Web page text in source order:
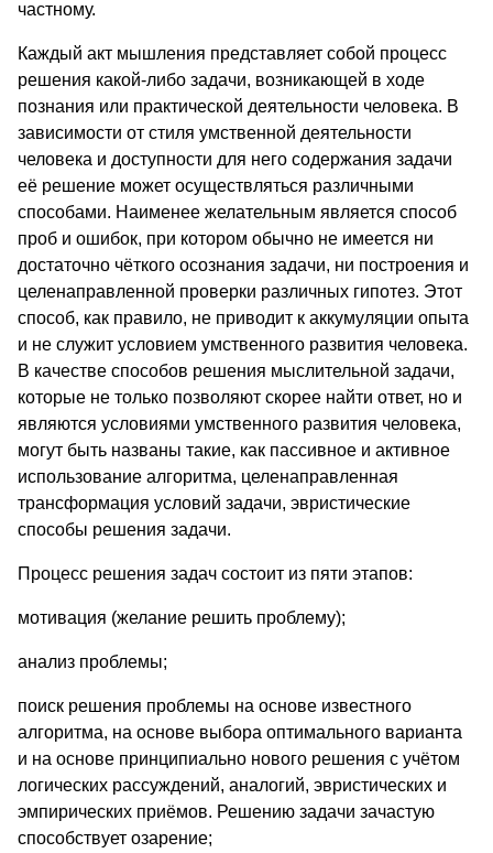
частному.
Каждый акт мышления представляет собой процесс
решения какой-либо задачи, возникающей в ходе
познания или практической деятельности человека. В
зависимости от стиля умственной деятельности
человека и доступности для него содержания задачи
её решение может осуществляться различными
способами. Наименее желательным является способ
проб и ошибок, при котором обычно не имеется ни
достаточно чёткого осознания задачи, ни построения и
целенаправленной проверки различных гипотез. Этот
способ, как правило, не приводит к аккумуляции опыта
и не служит условием умственного развития человека.
В качестве способов решения мыслительной задачи,
которые не только позволяют скорее найти ответ, но и
являются условиями умственного развития человека,
могут быть названы такие, как пассивное и активное
использование алгоритма, целенаправленная
трансформация условий задачи, эвристические
способы решения задачи.
Процесс решения задач состоит из пяти этапов:
мотивация (желание решить проблему);
анализ проблемы;
поиск решения проблемы на основе известного
алгоритма, на основе выбора оптимального варианта
и на основе принципиально нового решения с учётом
логических рассуждений, аналогий, эвристических и
эмпирических приёмов. Решению задачи зачастую
способствует озарение;